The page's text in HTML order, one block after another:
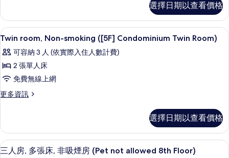
片
情
煙
房
(Pet
not
allowed
4th
的
有
相
片
房,
多
張
非
吸
房
(Pet
not
Floor)
詳
情
選擇日期以查看價格
顯
示
Twin
room,
Non-
smoking
Twin
Room)
的
高級寢具、記憶床墊、書桌、筆電工作
10
Twin room, Non-smoking ([5F] Condominium Twin Room)
可容納 3 人 (依實際入住人數計費)
2 張單人床
免費無線上網
更多資訊
更
Non-
smoking
([5F]
選擇日期以查看價格
顯
高級寢具、記憶床墊、書桌、筆電工作
15
三人房, 多張床, 非吸煙房 (Pet not allowed 8th Floor)